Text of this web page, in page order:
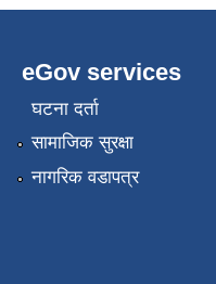
eGov services
घटना दर्ता
सामाजिक सुरक्षा
नागरिक वडापत्र